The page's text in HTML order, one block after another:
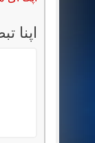
اپنا